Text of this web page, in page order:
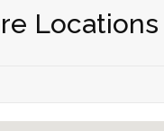
Locations